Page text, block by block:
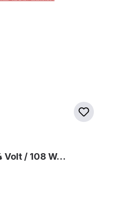
Volt / 108 W…